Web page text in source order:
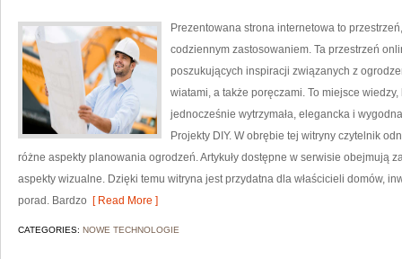
Prezentowana strona internetowa to
codziennym zastosowaniem. Ta przestrzeń
poszukujących inspiracji związanych z
wiatami, a także poręczami. To miejsce
jednocześnie wytrzymała, elegancka i
Projekty DIY. W obrębie tej witryny czytelnik
różne aspekty planowania ogrodzeń. Artykuły dostępne w serwisie obejmują
aspekty wizualne. Dzięki temu witryna jest przydatna dla właścicieli domów,
porad. Bardzo [ Read More ]
CATEGORIES: NOWE TECHNOLOGIE